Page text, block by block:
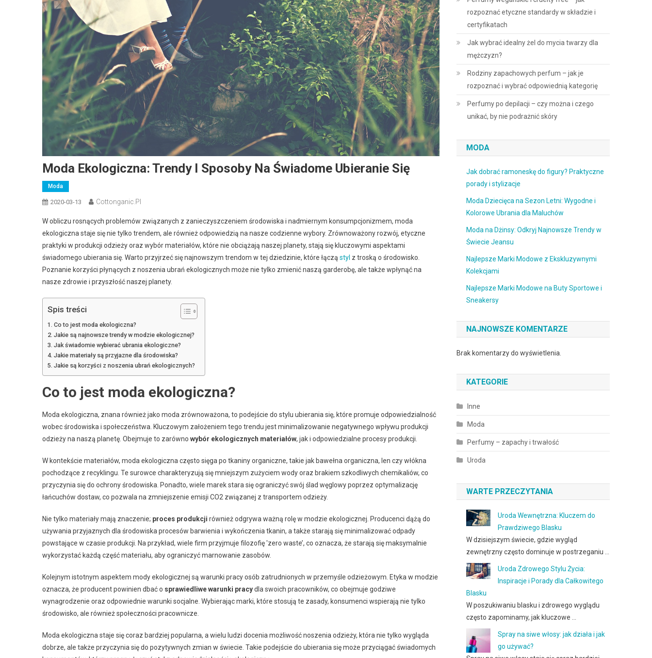
Moda Ekologiczna: Trendy I Sposoby Na Świadome Ubieranie Się
Moda
2020-03-13 Cottonganic.pl
W obliczu rosnących problemów związanych z zanieczyszczeniem środowiska i nadmiernym konsumpcjonizmem, moda
ekologiczna staje się nie tylko trendem, ale również odpowiedzią na nasze codzienne wybory. Zrównoważony rozwój, etyczne
praktyki w produkcji odzieży oraz wybór materiałów, które nie obciążają naszej planety, stają się kluczowymi aspektami
świadomego ubierania się. Warto przyjrzeć się najnowszym trendom w tej dziedzinie, które łączą styl z troską o środowisko.
Poznanie korzyści płynących z noszenia ubrań ekologicznych może nie tylko zmienić naszą garderobę, ale także wpłynąć na
nasze zdrowie i przyszłość naszej planety.
Spis treści
Co to jest moda ekologiczna?
Jakie są najnowsze trendy w modzie ekologicznej?
Jak świadomie wybierać ubrania ekologiczne?
Jakie materiały są przyjazne dla środowiska?
Jakie są korzyści z noszenia ubrań ekologicznych?
Co to jest moda ekologiczna?
Moda ekologiczna, znana również jako moda zrównoważona, to podejście do stylu ubierania się, które promuje odpowiedzialność
wobec środowiska i społeczeństwa. Kluczowym założeniem tego trendu jest minimalizowanie negatywnego wpływu produkcji
odzieży na naszą planetę. Obejmuje to zarówno wybór ekologicznych materiałów, jak i odpowiedzialne procesy produkcji.
W kontekście materiałów, moda ekologiczna często sięga po tkaniny organiczne, takie jak bawełna organiczna, len czy włókna
pochodzące z recyklingu. Te surowce charakteryzują się mniejszym zużyciem wody oraz brakiem szkodliwych chemikaliów, co
przyczynia się do ochrony środowiska. Ponadto, wiele marek stara się ograniczyć swój ślad węglowy poprzez optymalizację
łańcuchów dostaw, co pozwala na zmniejszenie emisji CO2 związanej z transportem odzieży.
Nie tylko materiały mają znaczenie; proces produkcji również odgrywa ważną rolę w modzie ekologicznej. Producenci dążą do
używania przyjaznych dla środowiska procesów barwienia i wykończenia tkanin, a także starają się minimalizować odpady
powstające w czasie produkcji. Na przykład, wiele firm przyjmuje filozofię 'zero waste’, co oznacza, że starają się maksymalnie
wykorzystać każdą część materiału, aby ograniczyć marnowanie zasobów.
Kolejnym istotnym aspektem mody ekologicznej są warunki pracy osób zatrudnionych w przemyśle odzieżowym. Etyka w modzie
oznacza, że producent powinien dbać o sprawiedliwe warunki pracydla swoich pracowników, co obejmuje godziwe
wynagrodzenie oraz odpowiednie warunki socjalne. Wybierając marki, które stosują te zasady, konsumenci wspierają nie tylko
środowisko, ale również społeczności pracownicze.
Moda ekologiczna staje się coraz bardziej popularna, a wielu ludzi docenia możliwość noszenia odzieży, która nie tylko wygląda
dobrze, ale także przyczynia się do pozytywnych zmian w świecie. Takie podejście do ubierania się może przyciągać świadomych
rozpoznać etyczne standardy w składzie i
certyfikatach
Jak wybrać idealny żel do mycia twarzy dla
mężczyzn?
Rodziny zapachowych perfum – jak je
rozpoznać i wybrać odpowiednią kategorię
Perfumy po depilacji – czy można i czego
unikać, by nie podrażnić skóry
MODA
Jak dobrać ramoneskę do figury? Praktyczne
porady i stylizacje
Moda Dziecięca na Sezon Letni: Wygodne i
Kolorowe Ubrania dla Maluchów
Moda na Dżinsy: Odkryj Najnowsze Trendy w
Świecie Jeansu
Najlepsze Marki Modowe z Ekskluzywnymi
Kolekcjami
Najlepsze Marki Modowe na Buty Sportowe i
Sneakersy
NAJNOWSZE KOMENTARZE
Brak komentarzy do wyświetlenia.
KATEGORIE
Inne
Moda
Perfumy – zapachy i trwałość
Uroda
WARTE PRZECZYTANIA
Uroda Wewnętrzna: Kluczem do
Prawdziwego Blasku
W dzisiejszym świecie, gdzie wygląd
zewnętrzny często dominuje w postrzeganiu …
Uroda Zdrowego Stylu Życia:
Inspiracje i Porady dla Całkowitego
Blasku
W poszukiwaniu blasku i zdrowego wyglądu
często zapominamy, jak kluczowe …
Spray na siwe włosy: jak działa i jak
go używać?